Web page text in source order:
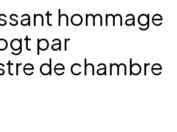
hommage
par
de chambre